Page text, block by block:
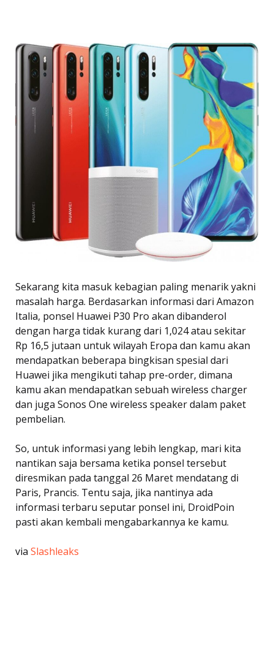
Sekarang kita masuk kebagian paling menarik yakni
masalah harga. Berdasarkan informasi dari Amazon
Italia, ponsel Huawei P30 Pro akan dibanderol
dengan harga tidak kurang dari 1,024 atau sekitar
Rp 16,5 jutaan untuk wilayah Eropa dan kamu akan
mendapatkan beberapa bingkisan spesial dari
Huawei jika mengikuti tahap pre-order, dimana
kamu akan mendapatkan sebuah wireless charger
dan juga Sonos One wireless speaker dalam paket
pembelian.
So, untuk informasi yang lebih lengkap, mari kita
nantikan saja bersama ketika ponsel tersebut
diresmikan pada tanggal 26 Maret mendatang di
Paris, Prancis. Tentu saja, jika nantinya ada
informasi terbaru seputar ponsel ini, DroidPoin
pasti akan kembali mengabarkannya ke kamu.
via Slashleaks